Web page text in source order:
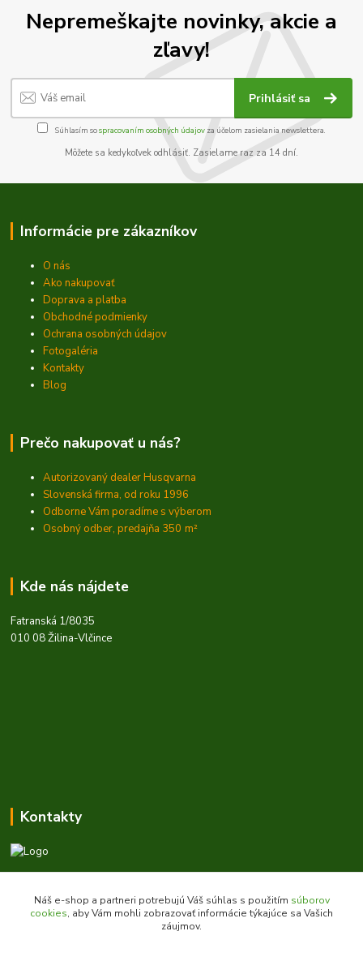
Nepremeškajte novinky, akcie a
zľavy!
Prihlásiť sa
Súhlasím sospracovaním osobných údajov za účelom zasielania newslettera.
Môžete sa kedykoľvek odhlásiť. Zasielame raz za 14 dní.
Informácie pre zákazníkov
O nás
Ako nakupovať
Doprava a platba
Obchodné podmienky
Ochrana osobných údajov
Fotogaléria
Kontakty
Blog
Prečo nakupovať u nás?
Autorizovaný dealer Husqvarna
Slovenská firma, od roku 1996
Odborne Vám poradíme s výberom
Osobný odber, predajňa 350 m²
Kde nás nájdete
Fatranská 1/8035
010 08 Žilina-Vlčince
Kontakty
+421 903 707 668
(Po-Pia, 8-16 hod.)
Náš e-shop a partneri potrebujú Váš súhlas s použitím súborov
cookies, aby Vám mohli zobrazovať informácie týkajúce sa Vašich
záujmov.